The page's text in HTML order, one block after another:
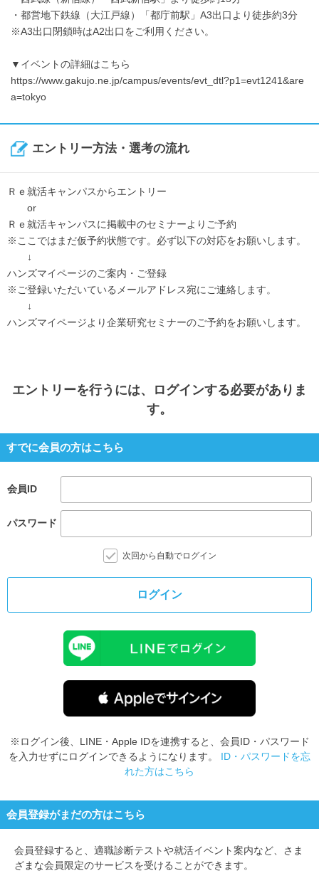
・都営地下鉄線（大江戸線）「都庁前駅」A3出口より徒歩約3分
※A3出口閉鎖時はA2出口をご利用ください。
▼イベントの詳細はこちら
https://www.gakujo.ne.jp/campus/events/evt_dtl?p1=evt1241&are
a=tokyo
エントリー方法・選考の流れ
Ｒｅ就活キャンパスからエントリー
or
Ｒｅ就活キャンパスに掲載中のセミナーよりご予約
※ここではまだ仮予約状態です。必ず以下の対応をお願いします。
↓
ハンズマイページのご案内・ご登録
※ご登録いただいているメールアドレス宛にご連絡します。
↓
ハンズマイページより企業研究セミナーのご予約をお願いします。
エントリーを行うには、ログインする必要がありま
す。
すでに会員の方はこちら
会員ID
パスワード
次回から自動でログイン
ログイン
※ログイン後、LINE・Apple IDを連携すると、会員ID・パスワード
を入力せずにログインできるようになります。 ID・パスワードを忘
れた方はこちら
会員登録がまだの方はこちら
会員登録すると、 適職診断テストや就活イベント案内など、さま
ざまな会員限定のサービスを受けることができます。